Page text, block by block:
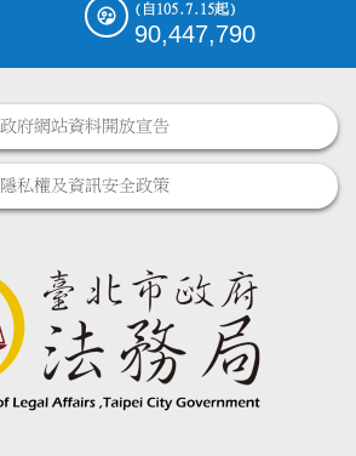
(自105.7.15起)
90,447,790
政府網站資料開放宣告
隱私權及資訊安全政策